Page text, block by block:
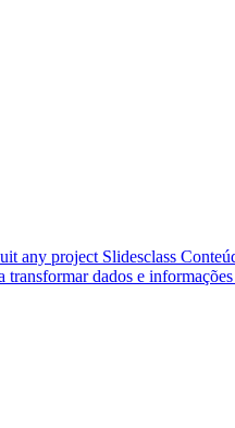
any project Slidesclass
transformar dados e